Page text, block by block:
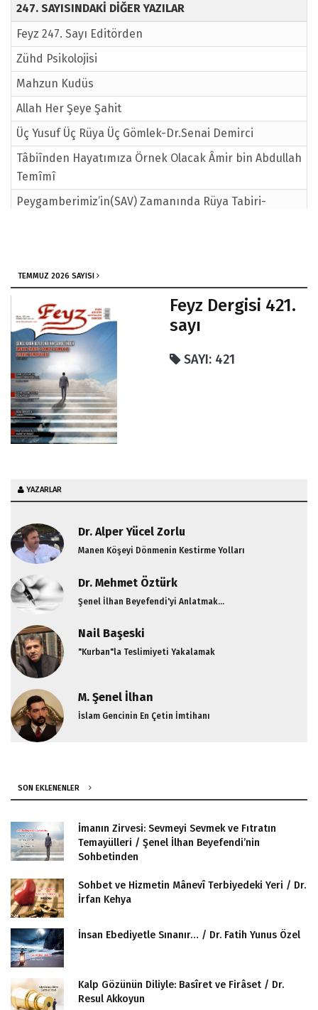
247. SAYISINDAKİ DİĞER YAZILAR
Feyz 247. Sayı Editörden
Zühd Psikolojisi
Mahzun Kudüs
Allah Her Şeye Şahit
Üç Yusuf Üç Rüya Üç Gömlek-Dr.Senai Demirci
Tâbiînden Hayatımıza Örnek Olacak Âmir bin Abdullah
Temîmî
Peygamberimiz’in(SAV) Zamanında Rüya Tabiri-
TEMMUZ 2026 SAYISI
Feyz Dergisi 421.
sayı
SAYI: 421
YAZARLAR
Dr. Alper Yücel Zorlu
Manen Köşeyi Dönmenin Kestirme Yolları
Dr. Mehmet Öztürk
Şenel İlhan Beyefendi'yi Anlatmak...
Nail Başeski
"Kurban"la Teslimiyeti Yakalamak
M. Şenel İlhan
İslam Gencinin En Çetin İmtihanı
SON EKLENENLER
İmanın Zirvesi: Sevmeyi Sevmek ve Fıtratın
Temayülleri / Şenel İlhan Beyefendi’nin
Sohbetinden
Sohbet ve Hizmetin Mânevî Terbiyedeki Yeri / Dr.
İrfan Kehya
İnsan Ebediyetle Sınanır… / Dr. Fatih Yunus Özel
Kalp Gözünün Diliyle: Basîret ve Firâset / Dr.
Resul Akkoyun